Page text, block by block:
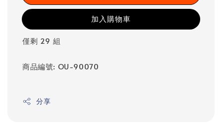
加入購物車
僅剩 29 組
商品編號: OU-90070
分享